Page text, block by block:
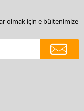
olmak için e-bültenimize